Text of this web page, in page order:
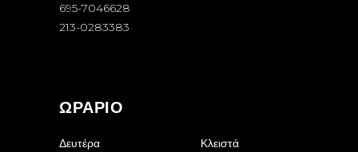
695-7046628
213-0283383
ΩΡΑΡΙΟ
Δευτέρα
Κλειστά